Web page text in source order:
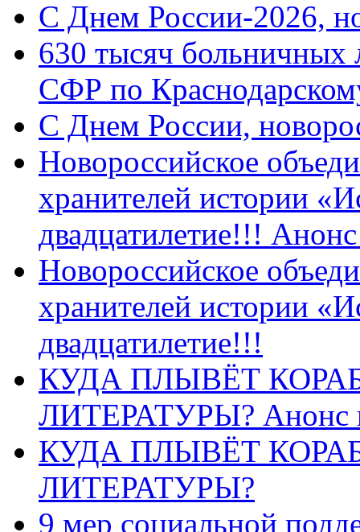
C Днем России-2026,
630 тысяч больничных
СФР по
C Днем России,
Новороссийское
хранителей истории
двадцатилетие!!!
Новороссийское
хранителей истории
двадцатилетие!!!
КУДА ПЛЫВЁТ
ЛИТЕРАТУРЫ? Анонс
КУДА ПЛЫВЁТ
ЛИТЕРАТУРЫ?
9 мер социальной